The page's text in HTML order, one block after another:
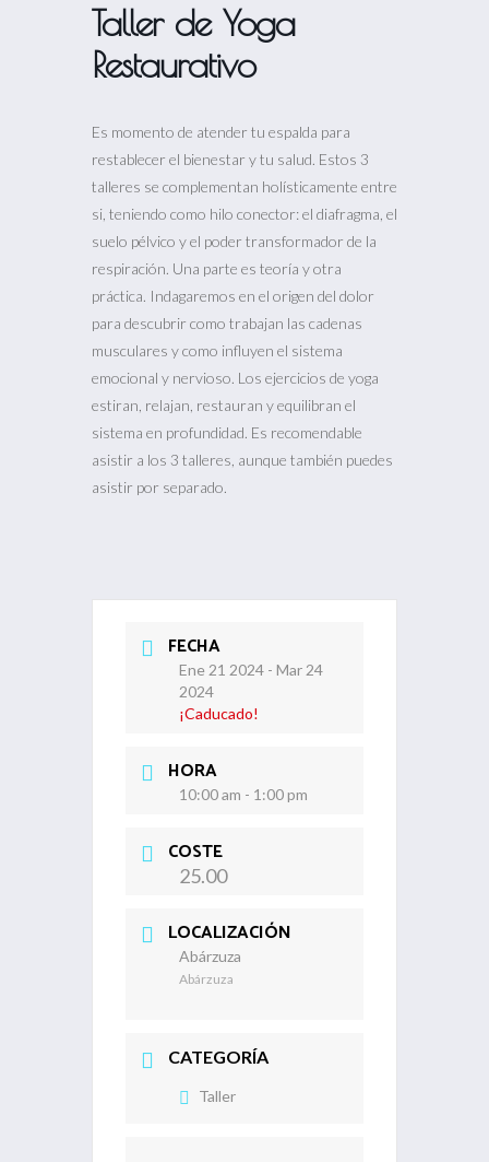
Taller de Yoga
Restaurativo
Es momento de atender tu espalda para
restablecer el bienestar y tu salud. Estos 3
talleres se complementan holísticamente entre
si, teniendo como hilo conector: el diafragma, el
suelo pélvico y el poder transformador de la
respiración. Una parte es teoría y otra
práctica. Indagaremos en el origen del dolor
para descubrir como trabajan las cadenas
musculares y como influyen el sistema
emocional y nervioso. Los ejercicios de yoga
estiran, relajan, restauran y equilibran el
sistema en profundidad. Es recomendable
asistir a los 3 talleres, aunque también puedes
asistir por separado.
FECHA
Ene 21 2024 - Mar 24
2024
¡Caducado!
HORA
10:00 am - 1:00 pm
COSTE
25.00
LOCALIZACIÓN
Abárzuza
Abárzuza
CATEGORÍA
Taller